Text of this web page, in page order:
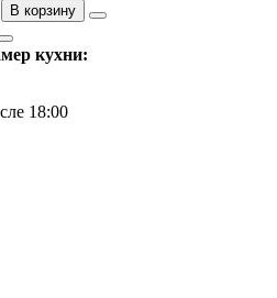
В корзину
кухни:
18:00